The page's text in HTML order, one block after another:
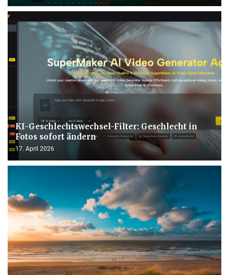
KI-Geschlechtswechsel-Filter: Geschlecht in
Fotos sofort ändern
17. April 2026